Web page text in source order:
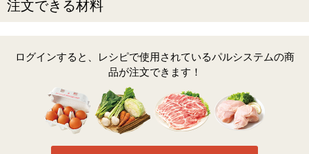
注文できる材料
ログインすると、レシピで使用されているパルシステムの商
品が注文できます！